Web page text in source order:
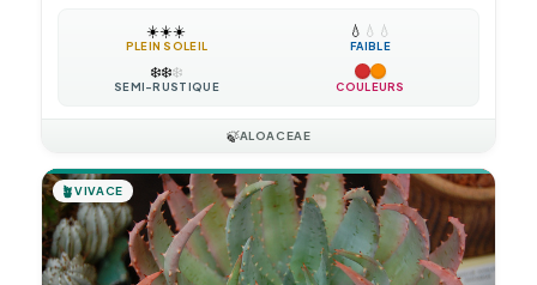
☀️☀️☀️
PLEIN SOLEIL
💧 💧 💧
FAIBLE
❄️❄️❄️
SEMI-RUSTIQUE COULEURS
🍃ALOACEAE
🪴VIVACE